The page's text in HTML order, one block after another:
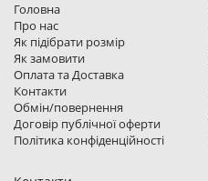
Головна
Про нас
Як підібрати розмір
Як замовити
Оплата та Доставка
Контакти
Обмін/повернення
Договір публічної оферти
Політика конфіденційності